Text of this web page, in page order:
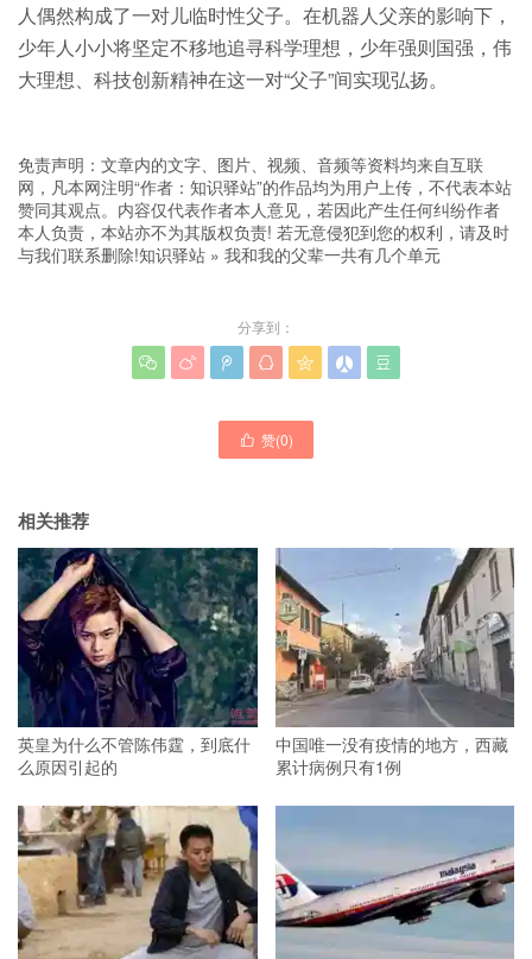
人偶然构成了一对儿临时性父子。在机器人父亲的影响下，
少年人小小将坚定不移地追寻科学理想，少年强则国强，伟
大理想、科技创新精神在这一对“父子”间实现弘扬。
免责声明：文章内的文字、图片、视频、音频等资料均来自互联
网，凡本网注明“作者：知识驿站”的作品均为用户上传，不代表本站
赞同其观点。内容仅代表作者本人意见，若因此产生任何纠纷作者
本人负责，本站亦不为其版权负责! 若无意侵犯到您的权利，请及时
与我们联系删除!知识驿站 » 我和我的父辈一共有几个单元
分享到：
      
 赞(0)
相关推荐
英皇为什么不管陈伟霆，到底什
么原因引起的
中国唯一没有疫情的地方，西藏
累计病例只有1例